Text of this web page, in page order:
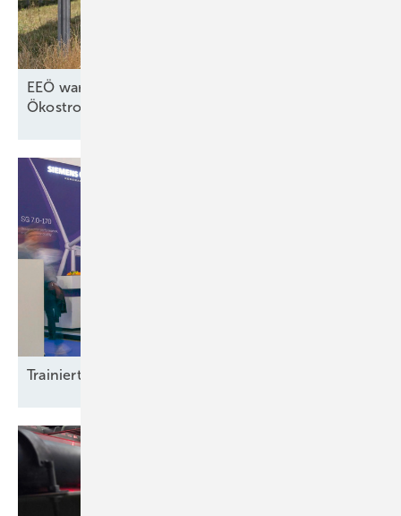
EEÖ warnt vor teuren Strompreisen ohne
Ökostromausbau in
Trainierte